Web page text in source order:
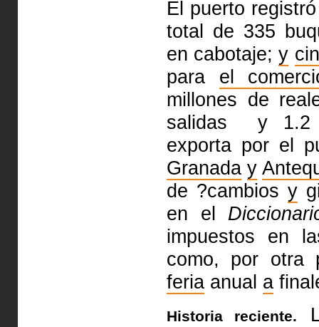
El puerto
total de 335
en cabotaje;y
para el
millones de
salidas y 1.2
exporta por el
Granada y
de ?cambiosy
en el
impuestos en
como, por otra
feria anual a
Historia reciente.